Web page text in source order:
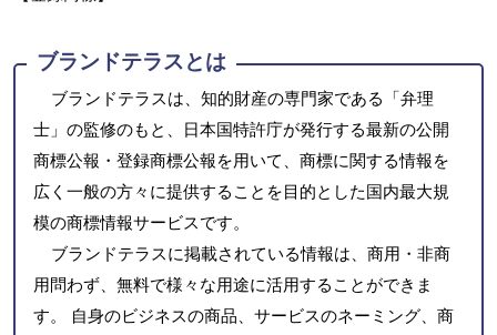
ブランドテラスとは
ブランドテラスは、知的財産の専門家である「弁理
士」の監修のもと、日本国特許庁が発行する最新の公開
商標公報・登録商標公報を用いて、商標に関する情報を
広く一般の方々に提供することを目的とした国内最大規
模の商標情報サービスです。
ブランドテラスに掲載されている情報は、商用・非商
用問わず、無料で様々な用途に活用することができま
す。 自身のビジネスの商品、サービスのネーミング、商